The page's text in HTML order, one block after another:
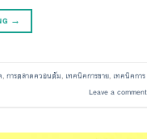
→
,การตลาดควอนตัม, เทคนิคการขาย, เทคนิคการ
Leave a comment